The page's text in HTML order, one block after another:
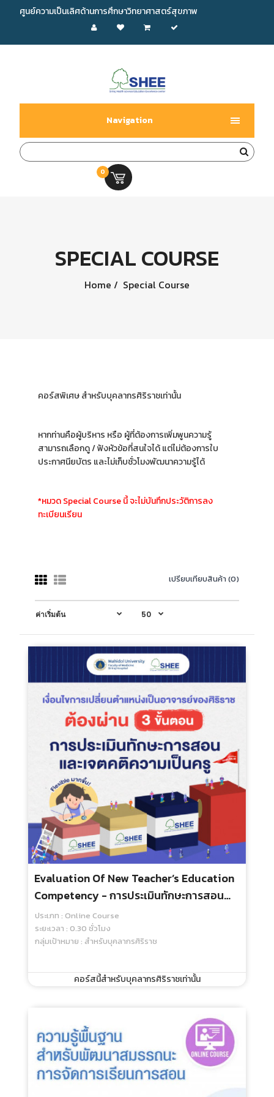
ศูนย์ความเป็นเลิศด้านการศึกษาวิทยาศาสตร์สุขภาพ
Navigation
0
SPECIAL COURSE
Home Special Course
คอร์สพิเศษ สำหรับบุคลากรศิริราชเท่านั้น
หากท่านคือผู้บริหาร หรือ ผู้ที่ต้องการเพิ่มพูนความรู้
สามารถเลือกดู / ฟังหัวข้อที่สนใจได้ แต่ไม่ต้องการใบ
ประกาศนียบัตร และไม่เก็บชั่วโมงพัฒนาความรู้ได้
*หมวด Special Course นี้ จะไม่บันทึกประวัติการลง
ทะเบียนเรียน
เปรียบเทียบสินค้า (0)
Evaluation Of New Teacher’s Education
Competency - การประเมินทักษะการสอน
และเจตคติความเป็นครู
ประเภท : Online Course
ระยะเวลา : 0.30 ชั่วโมง
กลุ่มเป้าหมาย : สำหรับบุคลากรศิริราช
คอร์สนี้สำหรับบุคลากรศิริราชเท่านั้น